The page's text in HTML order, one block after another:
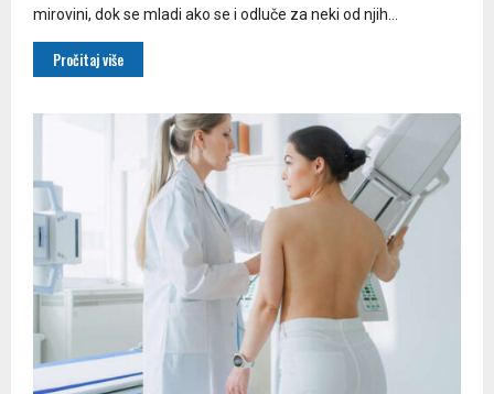
mirovini, dok se mladi ako se i odluče za neki od njih...
Pročitaj više